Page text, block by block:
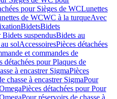
pour Sièges de WCLunettes
de WCWC à la turqueAvec
BidetsBidets
Bidets suspendusBidets au
solAccessoiresPièces détachées
et commandes de
détachées pour Plaques de
à encastrer SigmaPièces
chasse à encastrer SigmaPour
Pièces détachées pour Pour
Pour réservoirs de chasse à